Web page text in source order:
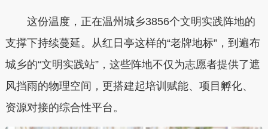
这份温度，正在温州城乡3856个文明实践阵地的
支撑下持续蔓延。从红日亭这样的“老牌地标”，到遍布
城乡的“文明实践站”，这些阵地不仅为志愿者提供了遮
风挡雨的物理空间，更搭建起培训赋能、项目孵化、
资源对接的综合性平台。